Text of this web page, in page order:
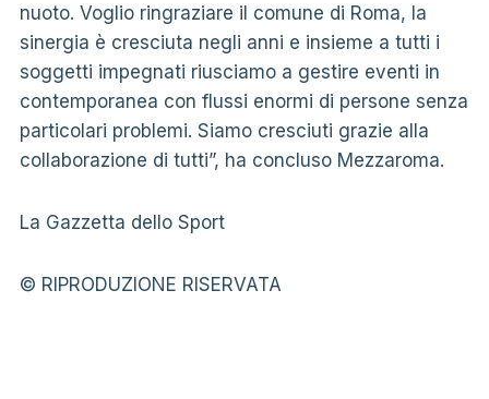
nuoto. Voglio ringraziare il comune di Roma, la
sinergia è cresciuta negli anni e insieme a tutti i
soggetti impegnati riusciamo a gestire eventi in
contemporanea con flussi enormi di persone senza
particolari problemi. Siamo cresciuti grazie alla
collaborazione di tutti”, ha concluso Mezzaroma.
La Gazzetta dello Sport
© RIPRODUZIONE RISERVATA